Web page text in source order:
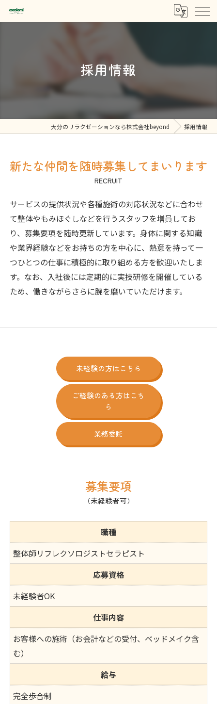
採用情報
大分のリラクゼーションなら株式会社beyond 採用情報
新たな仲間を随時募集してまいります
RECRUIT
サービスの提供状況や各種施術の対応状況などに合わせ
て整体やもみほぐしなどを行うスタッフを増員してお
り、募集要項を随時更新しています。身体に関する知識
や業界経験などをお持ちの方を中心に、熱意を持って一
つひとつの仕事に積極的に取り組める方を歓迎いたしま
す。なお、入社後には定期的に実技研修を開催している
ため、働きながらさらに腕を磨いていただけます。
未経験の方はこちら
ご経験のある方はこち
ら
業務委託
募集要項
（未経験者可）
職種
整体師リフレクソロジストセラピスト
応募資格
未経験者OK
仕事内容
お客様への施術（お会計などの受付、ベッドメイク含
む）
給与
完全歩合制